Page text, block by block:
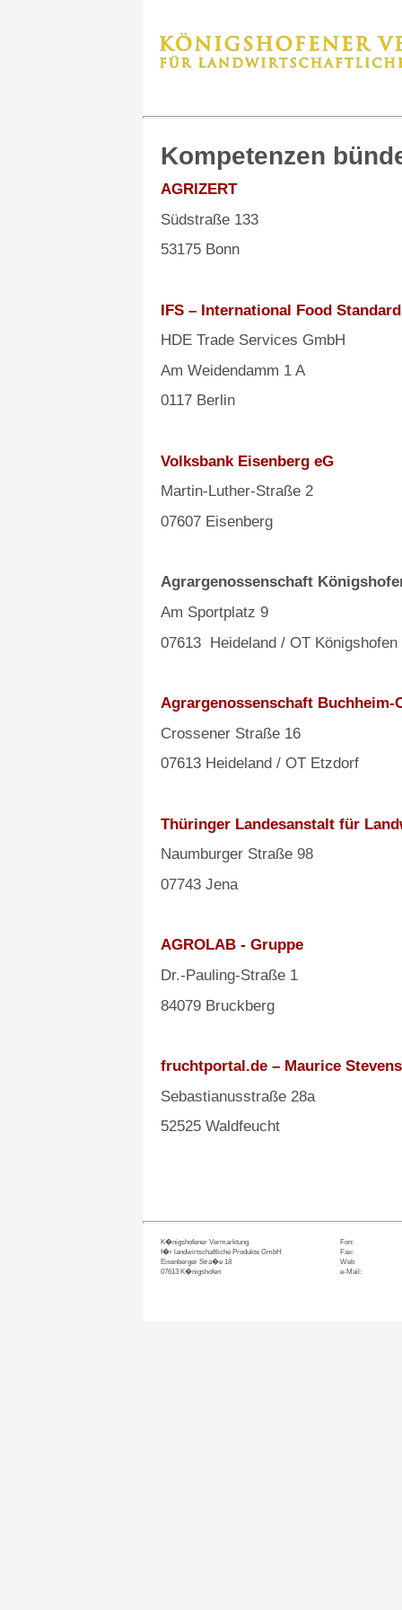
Kompetenzen
AGRIZERT
Südstraße 133
53175 Bonn
IFS – International Food Standard
HDE Trade Services GmbH
Am Weidendamm 1 A
0117 Berlin
Volksbank Eisenberg eG
Martin-Luther-Straße 2
07607 Eisenberg
Agrargenossenschaft
Am Sportplatz 9
07613 Heideland / OT Königshofen
Agrargenossenschaft Buchheim-
Crossener Straße 16
07613 Heideland / OT Etzdorf
Thüringer Landesanstalt für
Naumburger Straße 98
07743 Jena
AGROLAB - Gruppe
Dr.-Pauling-Straße 1
84079 Bruckberg
fruchtportal.de – Maurice Stevens
Sebastianusstraße 28a
52525 Waldfeucht
K�nigshofener Vermarktung
f�r landwirtschaftliche Produkte GmbH
Eisenberger Stra�e 18
07613 K�nigshofen
Fon:
Fax:
Web
e-Mail: